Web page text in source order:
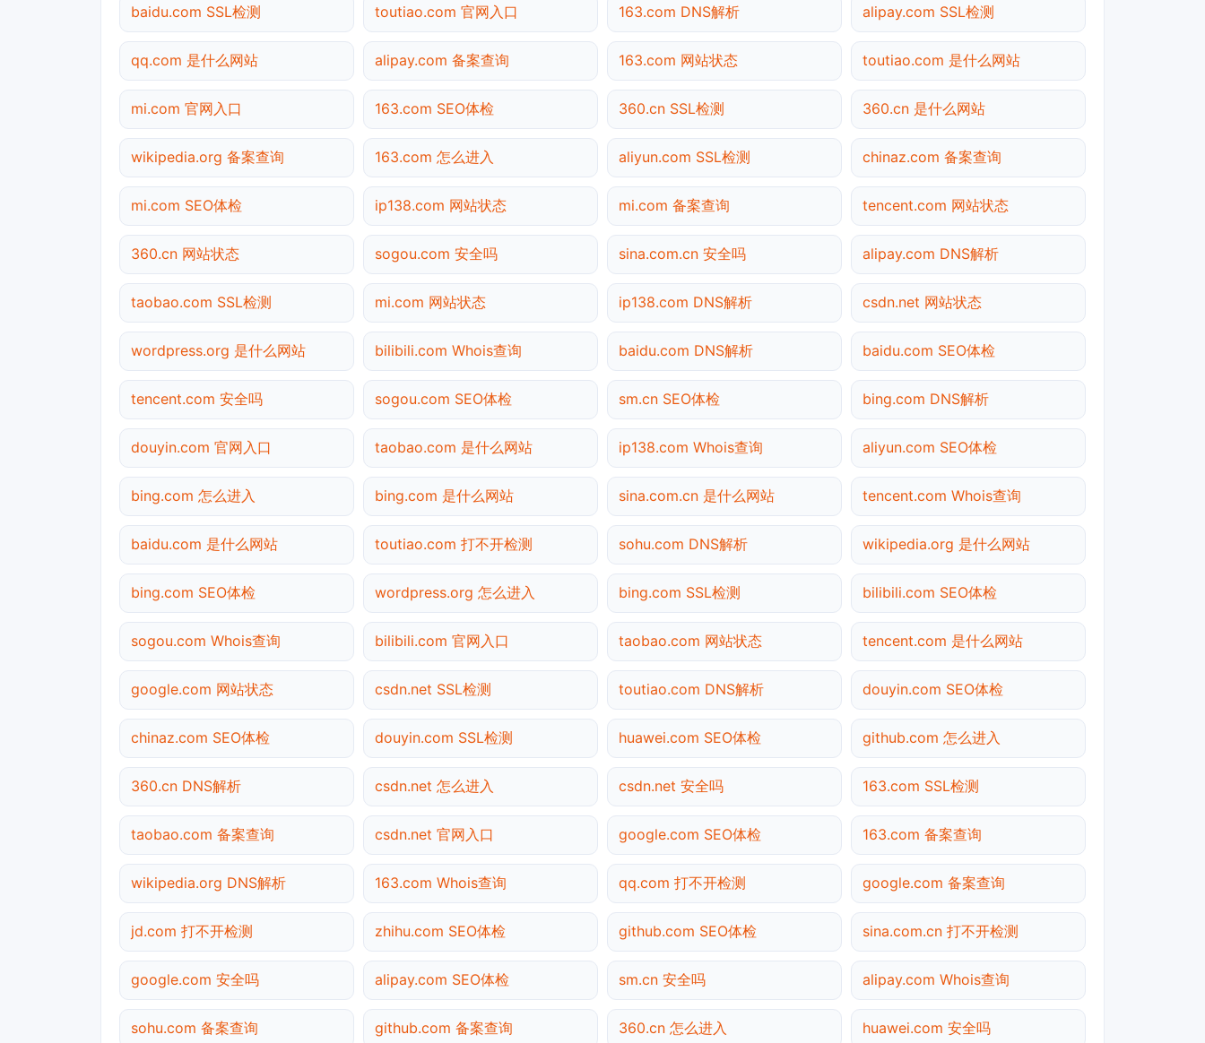
baidu.com SSL检测 toutiao.com 官网入口 163.com DNS解析 alipay.com SSL检测
qq.com 是什么网站 alipay.com 备案查询 163.com 网站状态 toutiao.com 是什么网站
mi.com 官网入口 163.com SEO体检 360.cn SSL检测 360.cn 是什么网站
wikipedia.org 备案查询 163.com 怎么进入 aliyun.com SSL检测 chinaz.com 备案查询
mi.com SEO体检 ip138.com 网站状态 mi.com 备案查询 tencent.com 网站状态
360.cn 网站状态 sogou.com 安全吗 sina.com.cn 安全吗 alipay.com DNS解析
taobao.com SSL检测 mi.com 网站状态 ip138.com DNS解析 csdn.net 网站状态
wordpress.org 是什么网站 bilibili.com Whois查询 baidu.com DNS解析 baidu.com SEO体检
tencent.com 安全吗 sogou.com SEO体检 sm.cn SEO体检 bing.com DNS解析
douyin.com 官网入口 taobao.com 是什么网站 ip138.com Whois查询 aliyun.com SEO体检
bing.com 怎么进入 bing.com 是什么网站 sina.com.cn 是什么网站 tencent.com Whois查询
baidu.com 是什么网站 toutiao.com 打不开检测 sohu.com DNS解析 wikipedia.org 是什么网站
bing.com SEO体检 wordpress.org 怎么进入 bing.com SSL检测 bilibili.com SEO体检
sogou.com Whois查询 bilibili.com 官网入口 taobao.com 网站状态 tencent.com 是什么网站
google.com 网站状态 csdn.net SSL检测 toutiao.com DNS解析 douyin.com SEO体检
chinaz.com SEO体检 douyin.com SSL检测 huawei.com SEO体检 github.com 怎么进入
360.cn DNS解析 csdn.net 怎么进入 csdn.net 安全吗 163.com SSL检测
taobao.com 备案查询 csdn.net 官网入口 google.com SEO体检 163.com 备案查询
wikipedia.org DNS解析 163.com Whois查询 qq.com 打不开检测 google.com 备案查询
jd.com 打不开检测 zhihu.com SEO体检 github.com SEO体检 sina.com.cn 打不开检测
google.com 安全吗 alipay.com SEO体检 sm.cn 安全吗 alipay.com Whois查询
sohu.com 备案查询 github.com 备案查询 360.cn 怎么进入 huawei.com 安全吗